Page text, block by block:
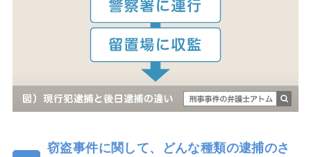
窃盗事件に関して、どんな種類の逮捕のさ